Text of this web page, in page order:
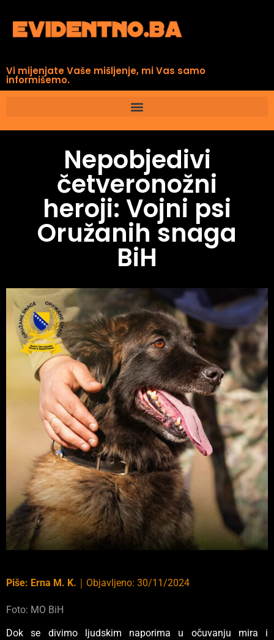
Vi mijenjate Vaše mišljenje, mi Vas samo
informišemo.
Nepobjedivi
četveronožni
heroji: Vojni psi
Oružanih snaga
BiH
Piše: Erna M. K. ｜ Objavljeno: 30/11/2024
Foto: MO BiH
Dok se divimo ljudskim naporima u očuvanju mira i